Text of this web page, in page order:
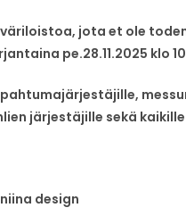
väriloistoa, jota et ole
pe.28.11.2025 klo 10
järjestäjille sekä
design